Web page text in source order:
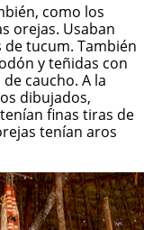
como los
orejas. Usaban
tucum. También
y teñidas con
caucho. A la
dibujados,
finas tiras de
tenían aros